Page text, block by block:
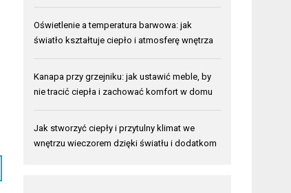
Oświetlenie a temperatura barwowa: jak
światło kształtuje ciepło i atmosferę wnętrza
Kanapa przy grzejniku: jak ustawić meble, by
nie tracić ciepła i zachować komfort w domu
Jak stworzyć ciepły i przytulny klimat we
wnętrzu wieczorem dzięki światłu i dodatkom